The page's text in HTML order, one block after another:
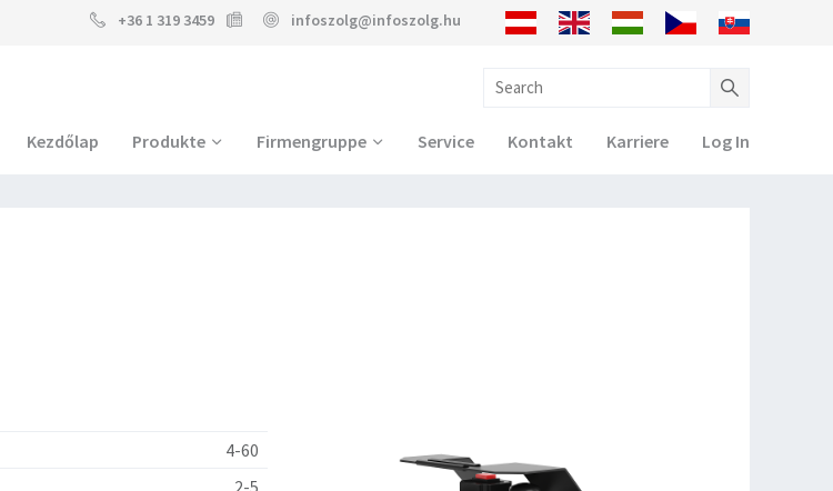
+36 1 319 3459 infoszolg@infoszolg.hu
Kezdőlap Produkte Firmengruppe Service Kontakt Karriere Log In
4-60
2-5